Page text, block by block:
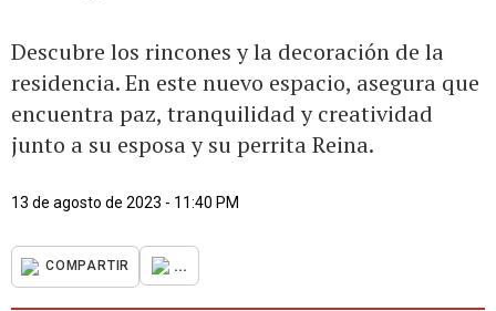
Descubre los rincones y la decoración de la
residencia. En este nuevo espacio, asegura que
encuentra paz, tranquilidad y creatividad
junto a su esposa y su perrita Reina.
13 de agosto de 2023 - 11:40 PM
COMPARTIR ...